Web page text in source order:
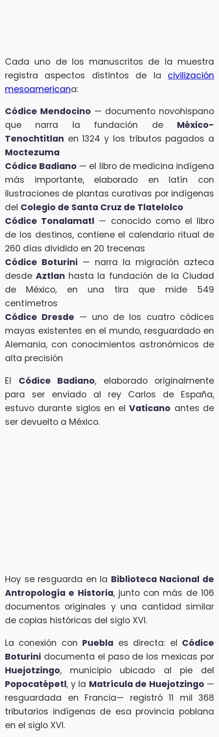
Cada uno de los manuscritos de la muestra
registra aspectos distintos de la civilización
mesoamericana:
Códice Mendocino — documento novohispano
que narra la fundación de México-
Tenochtitlan en 1324 y los tributos pagados a
Moctezuma
Códice Badiano — el libro de medicina indígena
más importante, elaborado en latín con
ilustraciones de plantas curativas por indígenas
del Colegio de Santa Cruz de Tlatelolco
Códice Tonalamatl — conocido como el libro
de los destinos, contiene el calendario ritual de
260 días dividido en 20 trecenas
Códice Boturini — narra la migración azteca
desdeAztlan hasta la fundación de la Ciudad
de México, en una tira que mide 549
centímetros
Códice Dresde — uno de los cuatro códices
mayas existentes en el mundo, resguardado en
Alemania, con conocimientos astronómicos de
alta precisión
El Códice Badiano, elaborado originalmente
para ser enviado al rey Carlos de España,
estuvo durante siglos en elVaticano antes de
ser devuelto a México.
Hoy se resguarda en la Biblioteca Nacional de
Antropología e Historia, junto con más de 106
documentos originales y una cantidad similar
de copias históricas del siglo XVI.
La conexión con Puebla es directa: el Códice
Boturini documenta el paso de los mexicas por
Huejotzingo, municipio ubicado al pie del
Popocatépetl, y la Matrícula de Huejotzingo —
resguardada en Francia— registró 11 mil 368
tributarios indígenas de esa provincia poblana
en el siglo XVI.